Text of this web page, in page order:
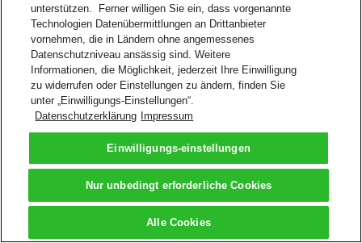
unterstützen. Ferner willigen Sie ein, dass vorgenannte
Technologien Datenübermittlungen an Drittanbieter
vornehmen, die in Ländern ohne angemessenes
Datenschutzniveau ansässig sind. Weitere
Informationen, die Möglichkeit, jederzeit Ihre Einwilligung
zu widerrufen oder Einstellungen zu ändern, finden Sie
unter „Einwilligungs-Einstellungen“.
Datenschutzerklärung Impressum
Einwilligungs-einstellungen
Nur unbedingt erforderliche Cookies
Alle Cookies